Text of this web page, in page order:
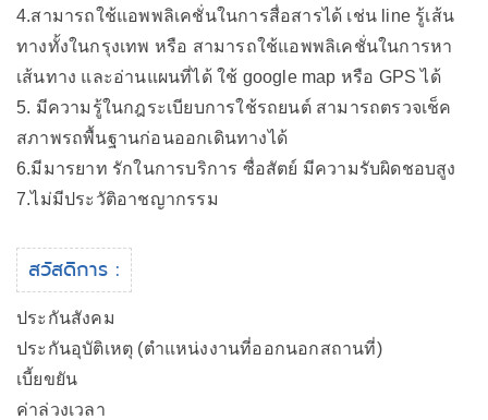
4.สามารถใช้แอพพลิเคชั่นในการสื่อสารได้ เช่น line รู้เส้น
ทางทั้งในกรุงเทพ หรือ สามารถใช้แอพพลิเคชั่นในการหา
เส้นทาง และอ่านแผนที่ได้ ใช้ google map หรือ GPS ได้
5. มีความรู้ในกฎระเบียบการใช้รถยนต์ สามารถตรวจเช็ค
สภาพรถพื้นฐานก่อนออกเดินทางได้
6.มีมารยาท รักในการบริการ ซื่อสัตย์ มีความรับผิดชอบสูง
7.ไม่มีประวัติอาชญากรรม
สวัสดิการ :
ประกันสังคม
ประกันอุบัติเหตุ (ตำแหน่งงานที่ออกนอกสถานที่)
เบี้ยขยัน
ค่าล่วงเวลา